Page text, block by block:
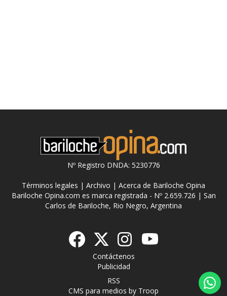
Nº Registro DNDA: 5230776
Términos legales | Archivo | Acerca de Bariloche Opina
Bariloche Opina.com es marca registrada - Nº 2.659.726 | San
Carlos de Bariloche, Rio Negro, Argentina
Contáctenos
Publicidad
RSS
CMS para medios by Troop